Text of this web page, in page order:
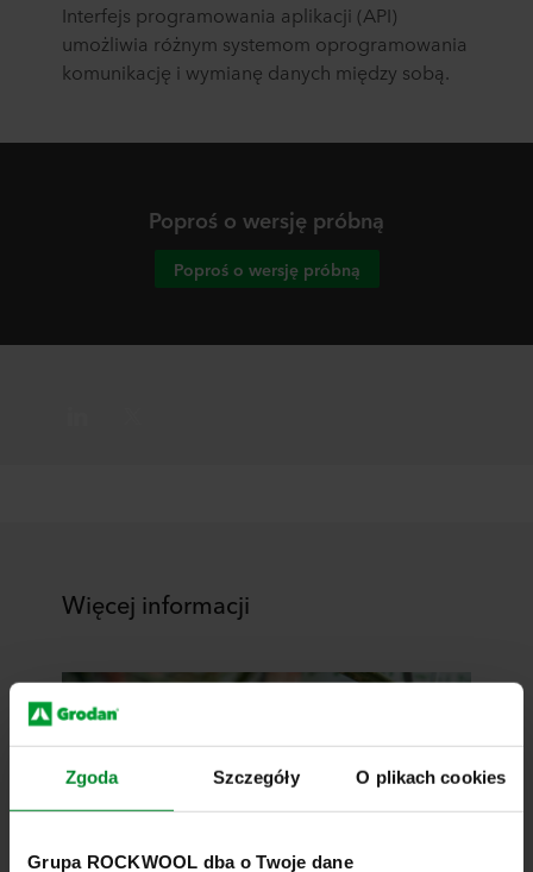
Zgoda Szczegóły O plikach cookies
Grupa ROCKWOOL dba o Twoje dane
Interfejs programowania aplikacji (API)
umożliwia różnym systemom oprogramowania
komunikację i wymianę danych między sobą.
Poproś o wersję próbną
Poproś o wersję próbną
Więcej informacji